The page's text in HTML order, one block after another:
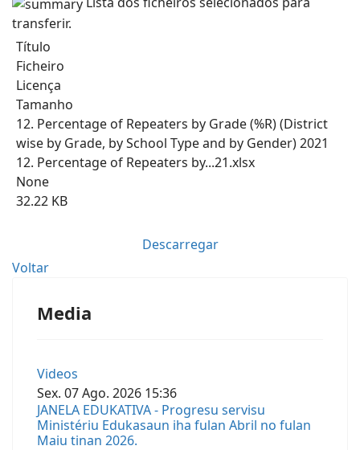
transferir.
Título
Ficheiro
Licença
Tamanho
12. Percentage of Repeaters by Grade (%R) (District
wise by Grade, by School Type and by Gender) 2021
12. Percentage of Repeaters by...21.xlsx
None
32.22 KB
Descarregar
Voltar
Media
Videos
Sex. 07Ago. 2026 15:36
JANELA EDUKATIVA - Progresu servisu
Ministériu Edukasaun iha fulan Abril no fulan
Maiu tinan 2026.